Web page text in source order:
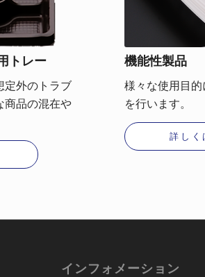
トレー
定外のトラブ
商品の混在や
機能性製品
様々な使用目
を行います。
詳しく
インフォメーション